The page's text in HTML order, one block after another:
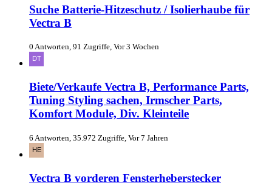
Suche Batterie-Hitzeschutz / Isolierhaube für
Vectra B
0 Antworten, 91 Zugriffe, Vor 3 Wochen
Biete/Verkaufe Vectra B, Performance Parts,
Tuning Styling sachen, Irmscher Parts,
Komfort Module, Div. Kleinteile
6 Antworten, 35.972 Zugriffe, Vor 7 Jahren
Vectra B vorderen Fensterheberstecker